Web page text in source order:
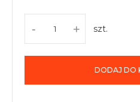
- + szt.
DODAJ DO